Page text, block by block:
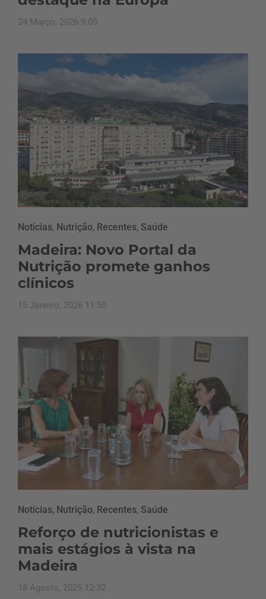
24 Março, 2026 9:05
Notícias, Nutrição, Recentes, Saúde
Madeira: Novo Portal da
Nutrição promete ganhos
clínicos
15 Janeiro, 2026 11:50
Notícias, Nutrição, Recentes, Saúde
Reforço de nutricionistas e
mais estágios à vista na
Madeira
18 Agosto, 2025 12:32